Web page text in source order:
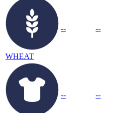
WHEAT
-- --
-- --